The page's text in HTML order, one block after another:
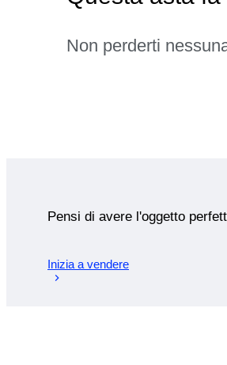
Non perderti
Pensi di avere l'oggetto
Inizia a vendere